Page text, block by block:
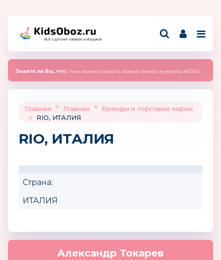
Всё о детских товарах и игрушках
Знаете ли Вы, что: Уже можно скачать новый номер журнала KIDSOBOZ 2025 (сентябрь)
Главная > Главная >
Бренды и торговые марки
>
RIO, ИТАЛИЯ
RIO, ИТАЛИЯ
Страна:
ИТАЛИЯ
Александр Токарев